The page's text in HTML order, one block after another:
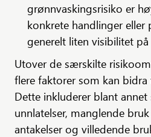
grønnvaskingsrisiko er
konkrete handlinger
generelt liten visibilitet
Utover de særskilte
flere faktorer som kan
Dette inkluderer blant
unnlatelser, manglende
antakelser og villedende